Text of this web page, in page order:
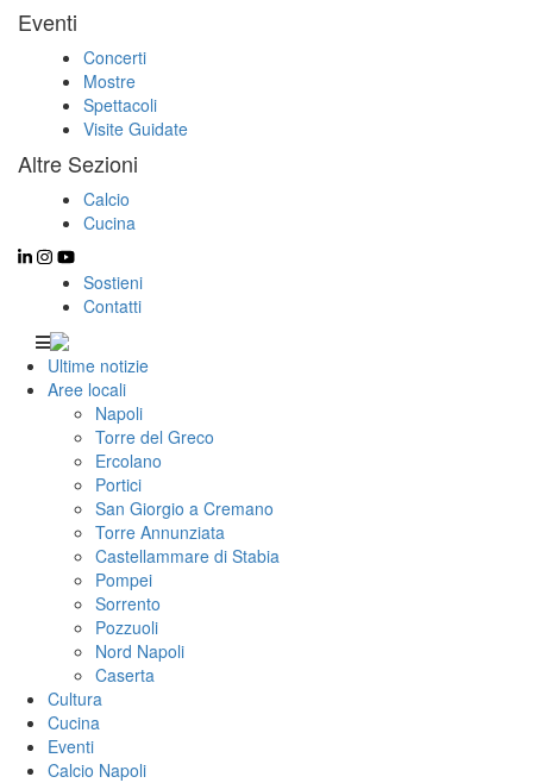
Eventi
Concerti
Mostre
Spettacoli
Visite Guidate
Altre Sezioni
Calcio
Cucina
Sostieni
Contatti
Ultime notizie
Aree locali
Napoli
Torre del Greco
Ercolano
Portici
San Giorgio a Cremano
Torre Annunziata
Castellammare di Stabia
Pompei
Sorrento
Pozzuoli
Nord Napoli
Caserta
Cultura
Cucina
Eventi
Calcio Napoli